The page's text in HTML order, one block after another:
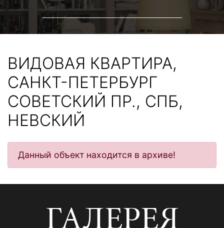
ВИДОВАЯ КВАРТИРА,
САНКТ-ПЕТЕРБУРГ
СОВЕТСКИЙ ПР., СПБ,
НЕВСКИЙ
Данный объект находится в архиве!
ГАЛЕРЕЯ